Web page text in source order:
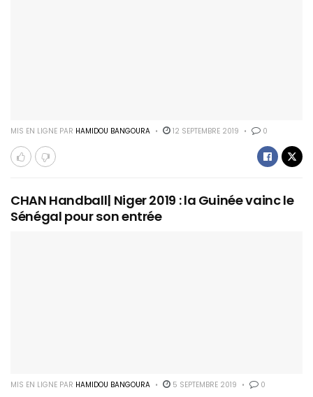
MIS EN LIGNE PAR HAMIDOU BANGOURA 12 SEPTEMBRE 2019 0
CHAN Handball| Niger 2019 : la Guinée vainc le
Sénégal pour son entrée
MIS EN LIGNE PAR HAMIDOU BANGOURA 5 SEPTEMBRE 2019 0